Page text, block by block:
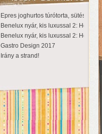
Epres joghurtos túrótorta, sütés nélkül
Benelux nyár, kis luxussal 2:
Benelux nyár, kis luxussal 2:
Gastro Design 2017
Irány a strand!